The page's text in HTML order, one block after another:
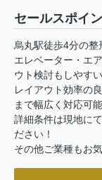
セールスポイ
烏丸駅徒歩4分の整
エレベーター・エ
ウト検討もしやす
レイアウト効率の
まで幅広く対応可
詳細条件は現地に
ださい！
その他ご業種もお